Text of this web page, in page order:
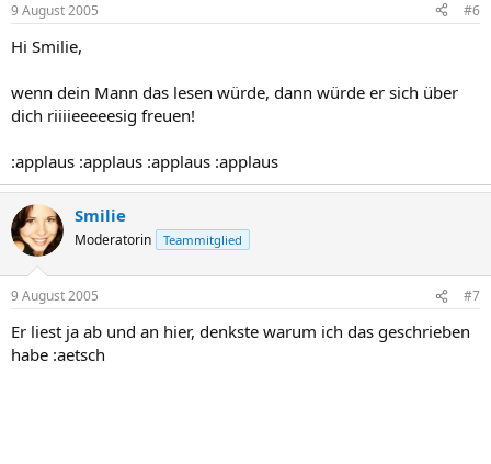
9 August 2005 #6
Hi Smilie,
wenn dein Mann das lesen würde, dann würde er sich über
dich riiiieeeeesig freuen!
:applaus :applaus :applaus :applaus
Smilie
Moderatorin Teammitglied
9 August 2005 #7
Er liest ja ab und an hier, denkste warum ich das geschrieben
habe :aetsch